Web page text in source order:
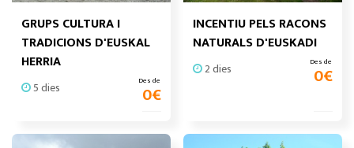
GRUPS CULTURA I
TRADICIONS D'EUSKAL
HERRIA
5 dies Des de
0€
INCENTIU PELS RACONS
NATURALS D'EUSKADI
2 dies Des de
0€